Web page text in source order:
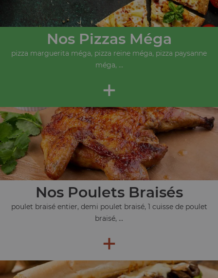
Nos Pizzas Méga
pizza marguerita méga, pizza reine méga, pizza paysanne
méga, ...
+
Nos Poulets Braisés
poulet braisé entier, demi poulet braisé, 1 cuisse de poulet
braisé, ...
+